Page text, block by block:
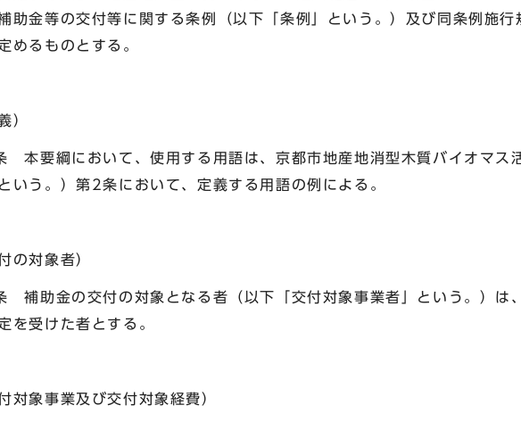
助金等の交付等に関する条例（以下「条例」という。）及び同条例施
めるものとする。
）
本要綱において、使用する用語は、京都市地産地消型木質バイオマス
いう。）第2条において、定義する用語の例による。
の対象者）
補助金の交付の対象となる者（以下「交付対象事業者」という。）は
を受けた者とする。
付対象事業及び交付対象経費）